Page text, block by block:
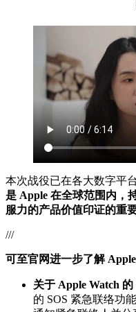
本次战役已在各大数字平
是 Apple 在全球范围内，
服力的产品价值印证的重要
///
可至官网进一步了解
关于 Apple Watch 的
的 SOS 紧急联络功